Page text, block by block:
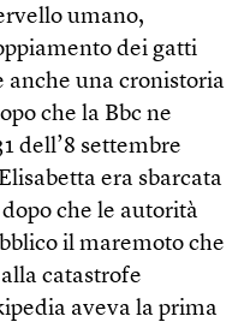
umano,
dei gatti
anche una cronistoria
che la Bbc ne
dell’8 settembre
era sbarcata
che le autorità
il maremoto che
alla catastrofe
aveva la prima